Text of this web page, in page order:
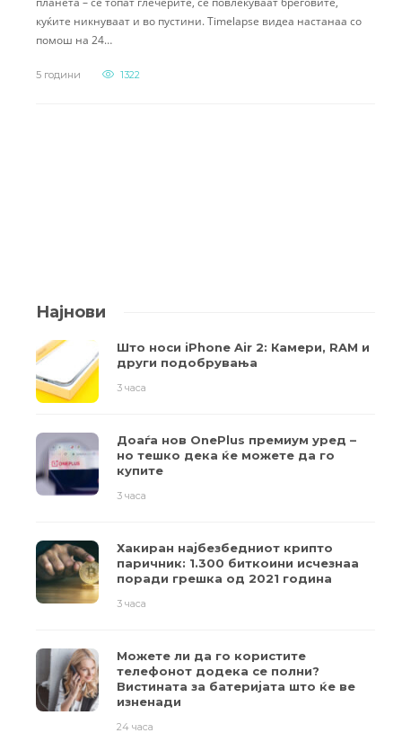
куќите никнуваат и во пустини. Timelapse видеа настанаа со
помош на 24…
5 години 1322
Најнови
Што носи iPhone Air 2: Камери, RAM и
други подобрувања
3 часа
Доаѓа нов OnePlus премиум уред –
но тешко дека ќе можете да го
купите
3 часа
Хакиран најбезбедниот крипто
паричник: 1.300 биткоини исчезнаа
поради грешка од 2021 година
3 часа
Можете ли да го користите
телефонот додека се полни?
Вистината за батеријата што ќе ве
изненади
24 часа